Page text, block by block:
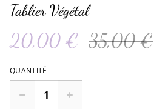
Tablier Végétal
20,00 € 35,00 €
QUANTITÉ